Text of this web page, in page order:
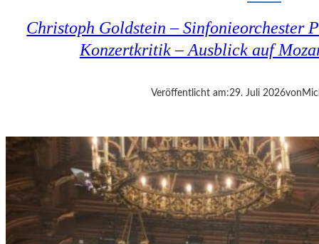
Christoph Goldstein – Sinfonieorchester
Konzertkritik – Ausblick auf
Veröffentlicht am:29. Juli 2026von